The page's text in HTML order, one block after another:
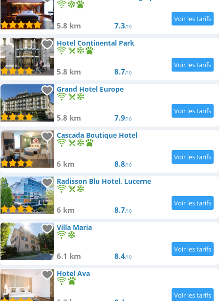
5.8 km 7.3/10
Hotel Continental Park
5.8 km 8.7/10
Grand Hotel Europe
5.8 km 7.9/10
Cascada Boutique Hotel
6 km 8.8/10
Radisson Blu Hotel, Lucerne
6 km 8.7/10
Villa Maria
6.1 km 8.4/10
Hotel Ava